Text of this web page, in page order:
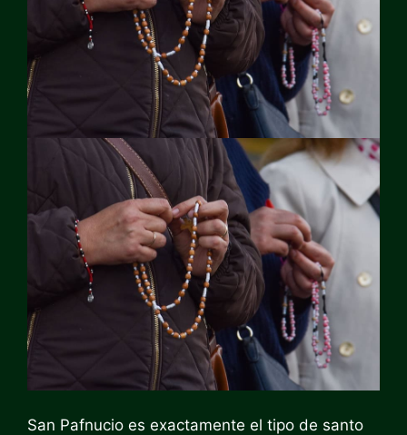
San Pafnucio es exactamente el tipo de santo